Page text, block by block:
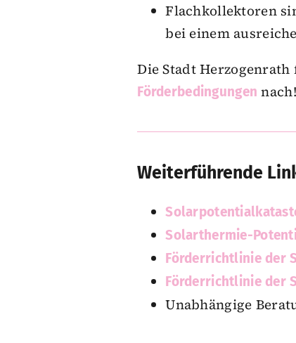
Flachkollektoren
bei einem
Die Stadt
Förderbedingungen nach!
Weiterführende
Solarthermie-
Förderrichtlinie der
Förderrichtlinie der
Unabhängige